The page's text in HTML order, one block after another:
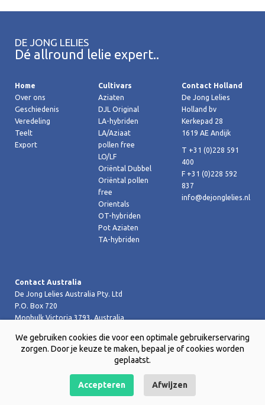
DE JONG LELIES
Dé allround lelie expert..
Home
Over ons
Geschiedenis
Veredeling
Teelt
Export
Cultivars
Aziaten
DJL Original
LA-hybriden
LA/Aziaat
pollen free
LO/LF
Oriëntal Dubbel
Oriëntal pollen
free
Orientals
OT-hybriden
Pot Aziaten
TA-hybriden
Contact Holland
De Jong Lelies
Holland bv
Kerkepad 28
1619 AE Andijk
T +31 (0)228 591
400
F +31 (0)228 592
837
info@dejonglelies.nl
Contact Australia
De Jong Lelies Australia Pty. Ltd
P.O. Box 720
Monbulk Victoria 3793, Australia
T +61 (0)359 619 188
F +61 (0)359 619 199 joost@dejongleliesaustralia.com.au
Copyright © 2026 De Jong Lelies Holland bv |Website door Creative
We gebruiken cookies die voor een optimale gebruikerservaring
zorgen. Door je keuze te maken, bepaal je of cookies worden
geplaatst.
Accepteren Afwijzen